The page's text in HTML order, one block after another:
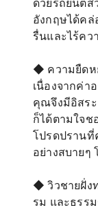
อังกฤษได้คล่
รื่นและไร้คว
◆ ความยืดห
เนื่องจากค่า
คุณจึงมีอิสร
ก็ได้ตามใจช
โปรดปรานที่
อย่างสบายๆ
◆ วิวชายฝั่ง
รม และธรร